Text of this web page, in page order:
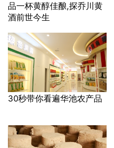
品一杯黄醇佳酿,探乔川黄
酒前世今生
30秒带你看遍华池农产品